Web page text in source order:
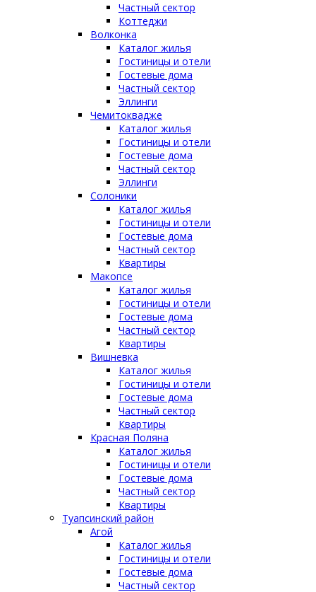
Частный сектор
Коттеджи
Волконка
Каталог жилья
Гостиницы и отели
Гостевые дома
Частный сектор
Эллинги
Чемитоквадже
Каталог жилья
Гостиницы и отели
Гостевые дома
Частный сектор
Эллинги
Солоники
Каталог жилья
Гостиницы и отели
Гостевые дома
Частный сектор
Квартиры
Макопсе
Каталог жилья
Гостиницы и отели
Гостевые дома
Частный сектор
Квартиры
Вишневка
Каталог жилья
Гостиницы и отели
Гостевые дома
Частный сектор
Квартиры
Красная Поляна
Каталог жилья
Гостиницы и отели
Гостевые дома
Частный сектор
Квартиры
Туапсинский район
Агой
Каталог жилья
Гостиницы и отели
Гостевые дома
Частный сектор